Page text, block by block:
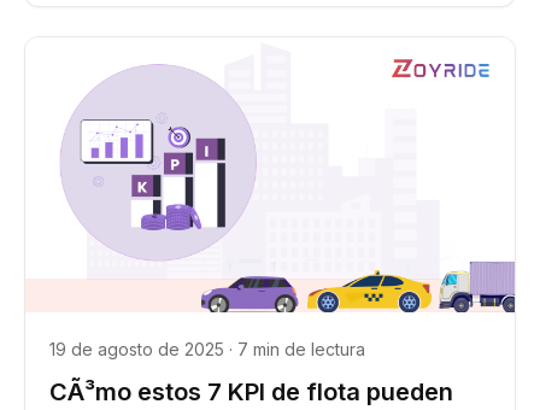
19 de agosto de 2025 · 7 min de lectura
CÃ³mo estos 7 KPI de flota pueden